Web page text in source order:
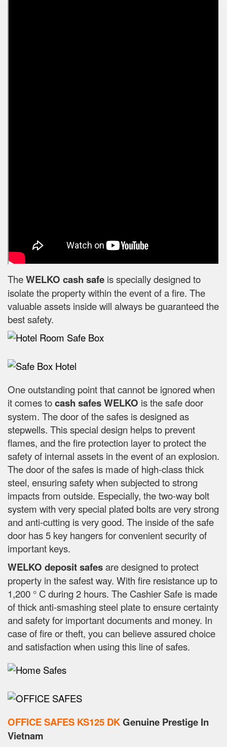
TheWELKO cash safe is specially designed to
isolate the property within the event of a fire. The
valuable assets inside will always be guaranteed the
best safety.
One outstanding point that cannot be ignored when
it comes tocash safesWELKO is the safe door
system. The door of the safes is designed as
stepwells. This special design helps to prevent
flames, and the fire protection layer to protect the
safety of internal assets in the event of an explosion.
The door of the safes is made of high-class thick
steel, ensuring safety when subjected to strong
impacts from outside. Especially, the two-way bolt
system with very special plated bolts are very strong
and anti-cutting is very good. The inside of the safe
door has 5 key hangers for convenient security of
important keys.
WELKO deposit safesare designed to protect
property in the safest way. With fire resistance up to
1,200 ° C during 2 hours. The Cashier Safe is made
of thick anti-smashing steel plate to ensure certainty
and safety for important documents and money. In
case of fire or theft, you can believe assured choice
and satisfaction when using this line of safes.
OFFICE SAFES KS125 DKGenuine Prestige In
Vietnam